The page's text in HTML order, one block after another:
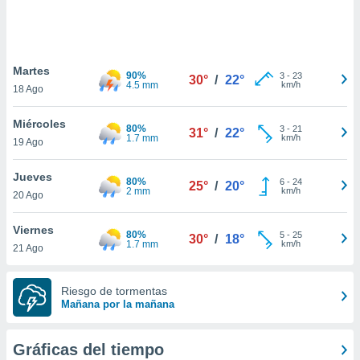
únicos
similares
como
IP
de
traten tus
en
a lo que
Para
Martes
18 Ago
90%
4.5 mm
30° / 22° 3- 23
km/h
Miércoles
19 Ago
80%
1.7 mm
31° / 22° 3- 21
km/h
Jueves
20 Ago
80%
2 mm
25° / 20° 6- 24
km/h
Viernes
21 Ago
80%
1.7 mm
30° / 18° 5- 25
km/h
Riesgo de tormentas
Mañana por la mañana
Gráficas del tiempo